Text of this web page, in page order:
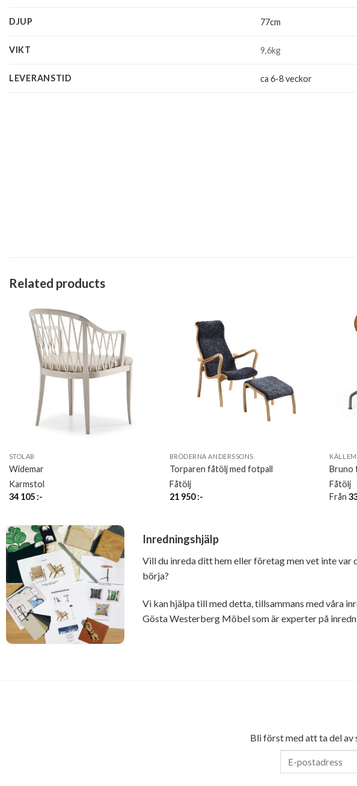
DJUP 77cm
VIKT 9,6kg
LEVERANSTID ca 6-8 veckor
Related products
STOLAB
Widemar
Karmstol
34 105 :-
BRÖDERNA ANDERSSONS
Torparen fåtölj med fotpall
Fåtölj
21 950:-
Bruno
Fåtölj
Från
Inredningshjälp
Vill du inreda ditt hem eller företag men vet inte var
börja?
Vi kan hjälpa till med detta, tillsammans med våra
Gösta Westerberg Möbel som är experter på
Bli först med att ta del av